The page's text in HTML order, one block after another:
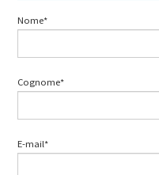
Nome*
Cognome*
E-mail*